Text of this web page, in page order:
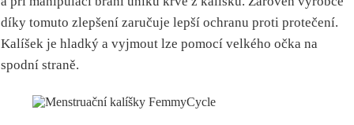
díky tomuto zlepšení zaručuje lepší ochranu proti protečení.
Kalíšek je hladký a vyjmout lze pomocí velkého očka na
spodní straně.